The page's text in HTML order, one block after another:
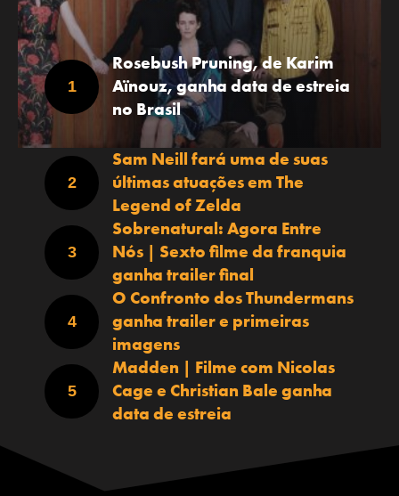
Rosebush Pruning, de Karim
Aïnouz, ganha data de estreia
no Brasil
Sam Neill fará uma de suas
últimas atuações em The
Legend of Zelda
Sobrenatural: Agora Entre
Nós | Sexto filme da franquia
ganha trailer final
O Confronto dos Thundermans
ganha trailer e primeiras
imagens
Madden | Filme com Nicolas
Cage e Christian Bale ganha
data de estreia